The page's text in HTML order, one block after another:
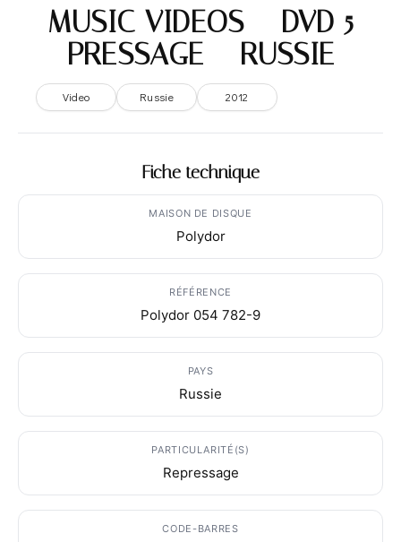
MUSIC VIDEOS – DVD 5
PRESSAGE – RUSSIE
Video Russie 2012
Fiche technique
MAISON DE DISQUE
Polydor
RÉFÉRENCE
Polydor 054 782-9
PAYS
Russie
PARTICULARITÉ(S)
Repressage
CODE-BARRES